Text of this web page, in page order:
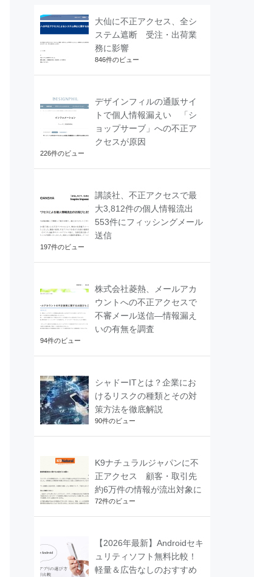
大仙に不正アクセス、全シ
ステム遮断 受注・出荷業
務に影響
846件のビュー
デザインフィルの通販サイ
トで個人情報漏えい 「シ
ョップサーブ」への不正ア
クセスが原因
226件のビュー
講談社、不正アクセスで最
大3,812件の個人情報流出
553件にフィッシングメール
送信
197件のビュー
株式会社菱熱、メールアカ
ウントへの不正アクセスで
不審メール送信―情報漏え
いの有無を調査
94件のビュー
シャドーITとは？企業にお
けるリスクの種類とその対
策方法を徹底解説
90件のビュー
K9ナチュラルジャパンに不
正アクセス 顧客・取引先
約6万件の情報が流出対象に
72件のビュー
【2026年最新】Androidセキ
ュリティソフト無料比較！
軽量＆広告なしのおすすめ